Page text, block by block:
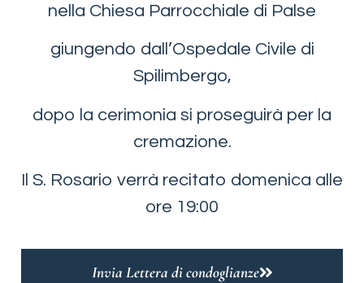
nella Chiesa Parrocchiale di Palse
giungendo dall’Ospedale Civile di
Spilimbergo,
dopo la cerimonia si proseguirà per la
cremazione.
Il S. Rosario verrà recitato domenica alle
ore 19:00
Invia Lettera di condoglianze